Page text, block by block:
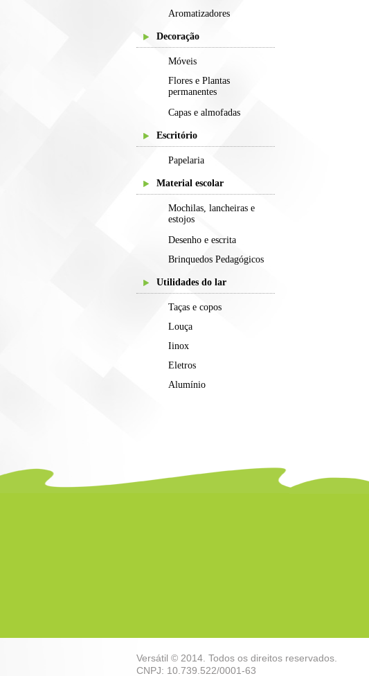
Aromatizadores
Decoração
Móveis
Flores e Plantas
permanentes
Capas e almofadas
Escritório
Papelaria
Material escolar
Mochilas, lancheiras e
estojos
Desenho e escrita
Brinquedos Pedagógicos
Utilidades do lar
Taças e copos
Louça
Iinox
Eletros
Alumínio
Versátil © 2014. Todos os direitos reservados.
CNPJ: 10.739.522/0001-63